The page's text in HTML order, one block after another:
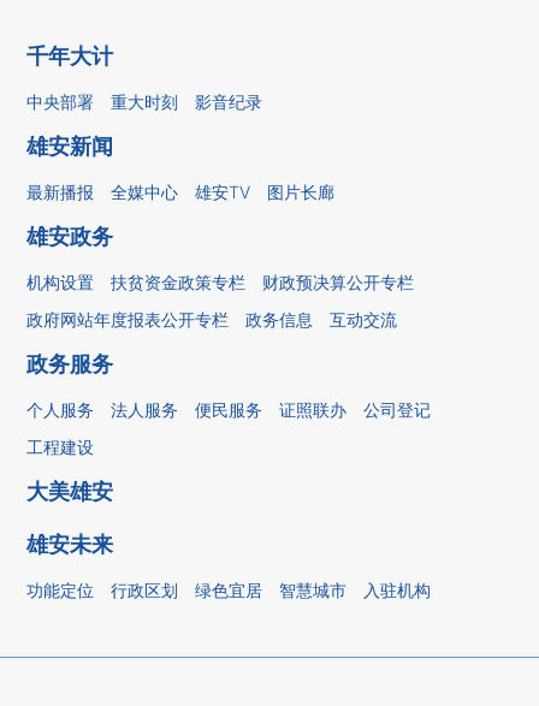
千年大计
中央部署 重大时刻 影音纪录
雄安新闻
最新播报 全媒中心 雄安TV 图片长廊
雄安政务
机构设置 扶贫资金政策专栏
财政预决算公开专栏
政府网站年度报表公开专栏
政务信息 互动交流
政务服务
个人服务 法人服务 便民服务 证照联办
公司登记
工程建设
大美雄安
雄安未来
功能定位 行政区划 绿色宜居 智慧城市 入驻机构